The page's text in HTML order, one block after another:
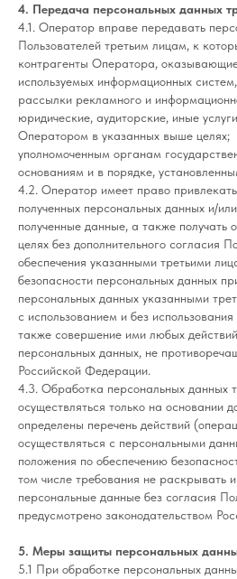
4. Передача персональных данных
4.1. Оператор вправе передавать
Пользователей третьим лицам, к
контрагенты Оператора,
используемых информационных
рассылки рекламного и
юридические, аудиторские, иные
Оператором в указанных выше целях;
уполномоченным органам
основаниям и в порядке,
4.2. Оператор имеет право
полученных персональных данных и/
полученные данные, а также получать
целях без дополнительного согласия
обеспечения указанными третьими
безопасности персональных данных
персональных данных указанными
с использованием и без
также совершение ими любых
персональных данных, не
Российской Федерации.
4.3. Обработка персональных данных
осуществляться только на основании
определены перечень действий
осуществляться с персональными
положения по обеспечению
том числе требования не раскрывать
персональные данные без согласия
предусмотрено законодательством
5. Меры защиты персональных
5.1 При обработке персональных